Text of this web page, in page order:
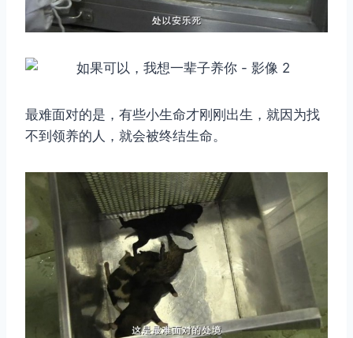
最难面对的是，有些小生命才刚刚出生，就因为找
不到领养的人，就会被终结生命。